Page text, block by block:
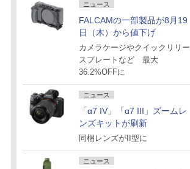
ニュース
FALCAMの一部製品が8月19
日（木）から値下げ
カメラケージやクイックリリー
スプレートなど 最大
36.2%OFFに
ニュース
「α7 IV」「α7 III」ズームレ
ンズキットが刷新
同梱レンズがII型に
ニュース